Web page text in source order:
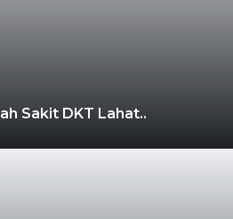
Sakit DKT Lahat..